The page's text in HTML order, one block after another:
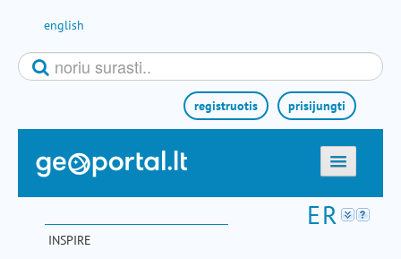
english
prisijungti
registruotis
titulinis
žemėlapiai
INSPIRE